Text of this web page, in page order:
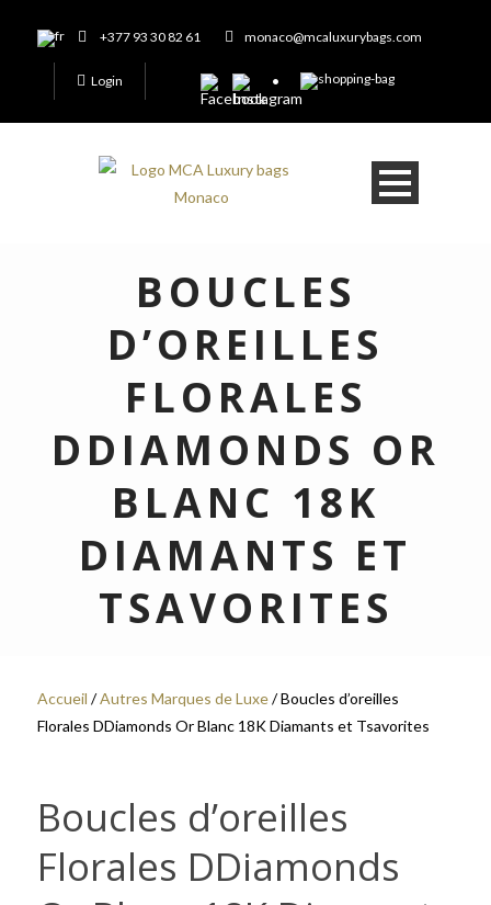
+377 93 30 82 61 monaco@mcaluxurybags.com
Login
BOUCLES
D’OREILLES
FLORALES
DDIAMONDS OR
BLANC 18K
DIAMANTS ET
TSAVORITES
Accueil /Autres Marques de Luxe/ Boucles d’oreilles
Florales DDiamonds Or Blanc 18K Diamants et Tsavorites
Boucles d’oreilles
Florales DDiamonds